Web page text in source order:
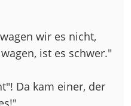
wir es nicht,
ist es schwer."
Da kam einer, der